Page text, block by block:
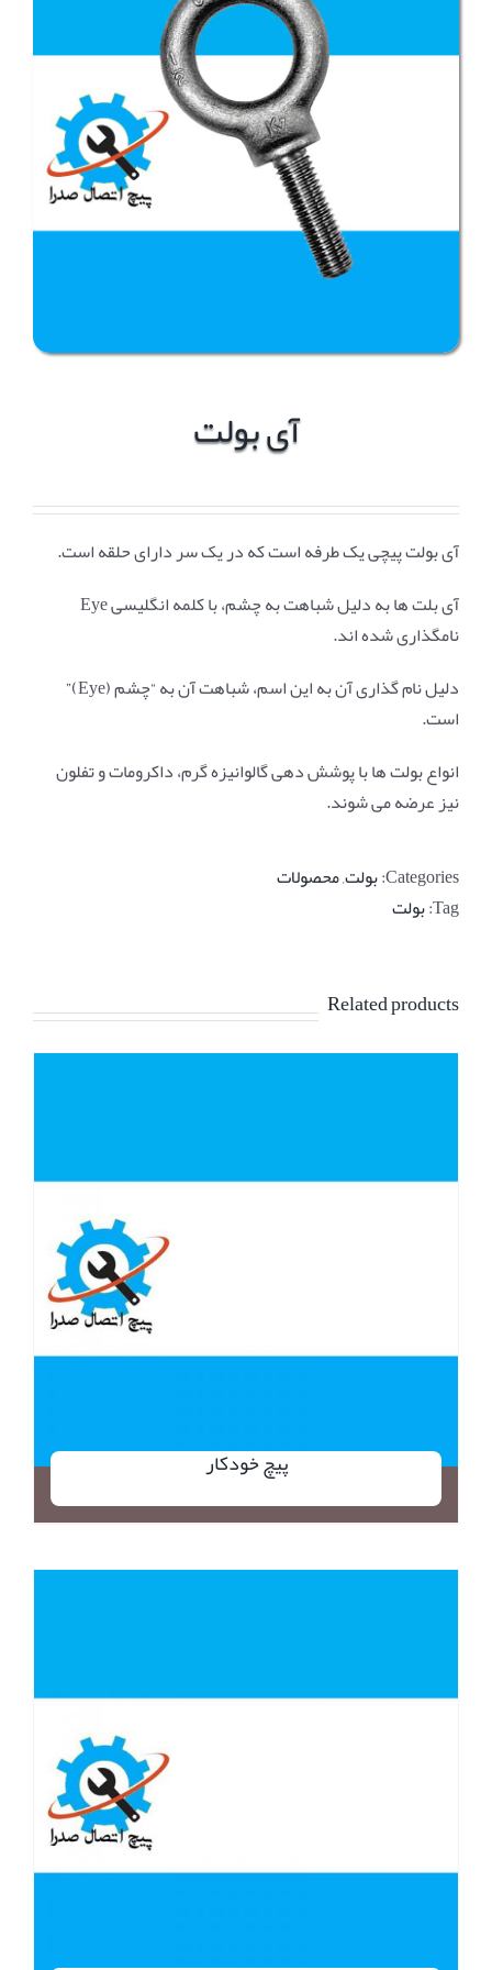
آی بولت
آی بولت پیچی یک طرفه است که در یک سر دارای حلقه است.
آی بلت ها به دلیل شباهت به چشم، با کلمه انگلیسی Eye
نامگذاری شده اند.
دلیل نام گذاری آن به این اسم، شباهت آن به “چشم (Eye)”
است.
انواع بولت ها با پوشش دهی گالوانیزه گرم، داکرومات و تفلون
نیز عرضه می شوند.
Categories: بولت,محصولات
Tag: بولت
Related products
پیچ خودکار